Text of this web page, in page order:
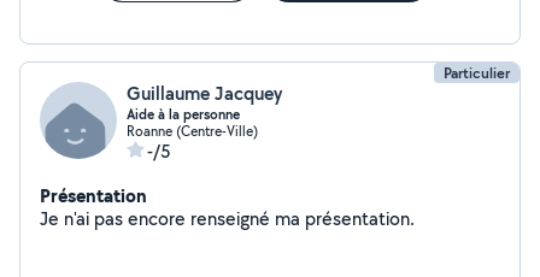
Particulier
Guillaume Jacquey
Aide à la personne
Roanne (Centre-Ville)
-/5
Présentation
Je n'ai pas encore renseigné ma présentation.